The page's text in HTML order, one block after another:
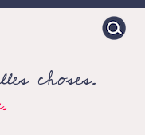
Search
for:
choses.